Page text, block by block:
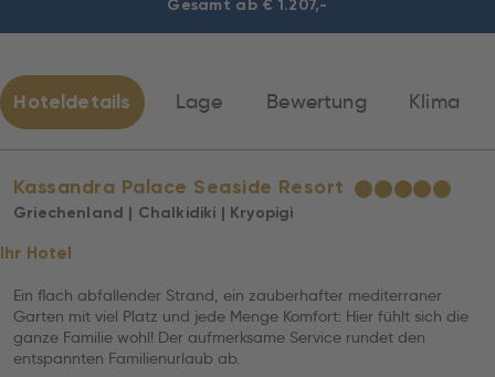
Gesamt ab € 1.207,-
Hoteldetails Lage Bewertung Klima
Kassandra Palace Seaside Resort ★★★★★
Griechenland | Chalkidiki | Kryopigi
Ihr Hotel
Ein flach abfallender Strand, ein zauberhafter mediterraner
Garten mit viel Platz und jede Menge Komfort: Hier fühlt sich die
ganze Familie wohl! Der aufmerksame Service rundet den
entspannten Familienurlaub ab.